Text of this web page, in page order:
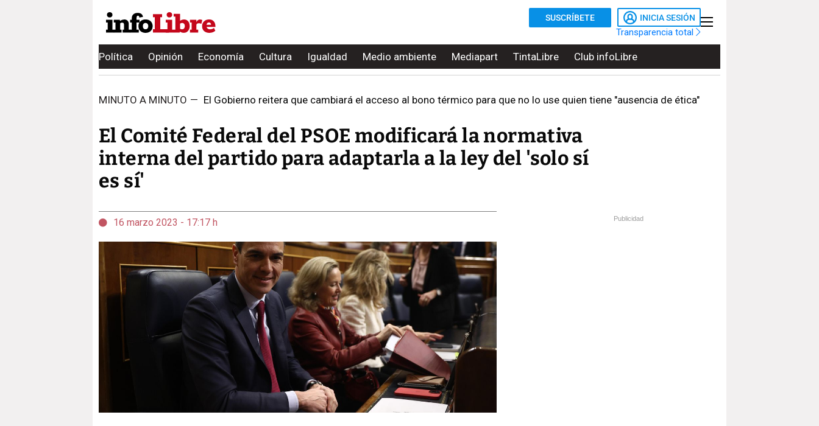
SUSCRÍBETE INICIA SESIÓN
Transparencia total
Política Opinión Economía Cultura Igualdad Medio ambiente Mediapart TintaLibre Club infoLibre
MINUTO A MINUTO — El Gobierno reitera que cambiará el acceso al bono térmico para que no lo use quien tiene "ausencia de ética"
El Comité Federal del PSOE modificará la normativa
interna del partido para adaptarla a la ley del 'solo sí
es sí'
16 marzo 2023 - 17:17 h Publicidad